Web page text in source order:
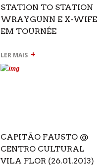
STATION TO STATION
WRAYGUNN E X-WIFE
EM TOURNÉE
LER MAIS +
CAPITÃO FAUSTO @
CENTRO CULTURAL
VILA FLOR (26.01.2013)